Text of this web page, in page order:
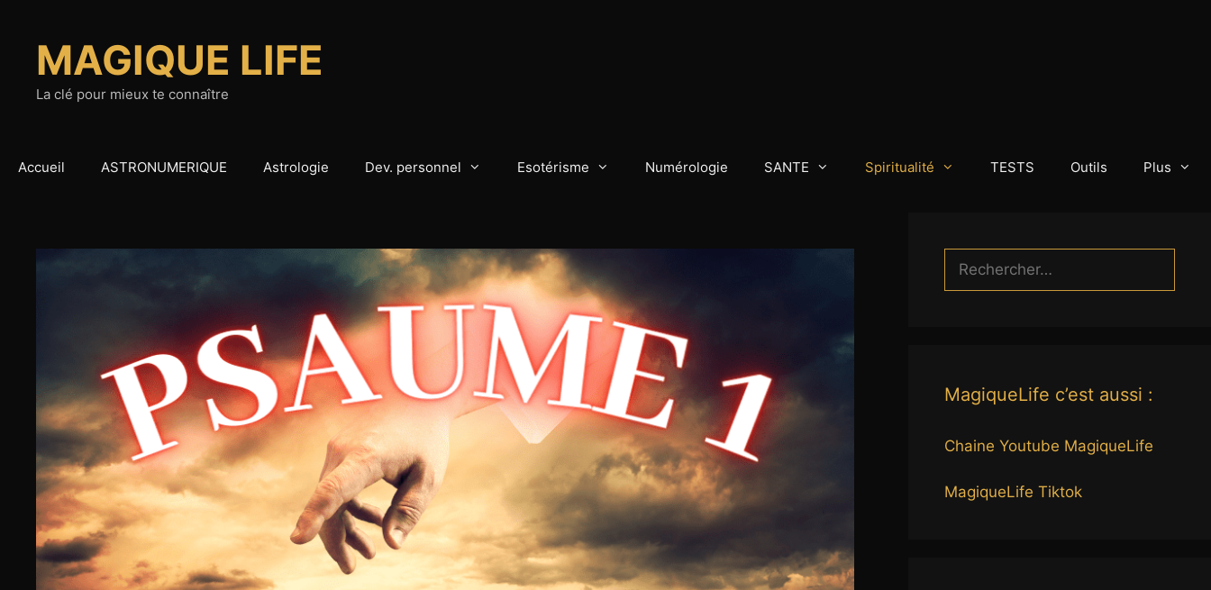
contenuMAGIQUE LIFE
La clé pour mieux te connaître
Accueil ASTRONUMERIQUE Astrologie Dev. personnel Esotérisme Numérologie SANTE Spiritualité TESTS Outils Plus
Rechercher :
MagiqueLife c’est aussi :
Chaine Youtube MagiqueLife
MagiqueLife Tiktok